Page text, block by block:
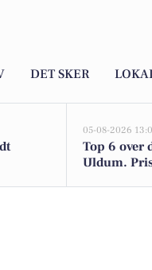
DET SKER
05-08-2026
Top 6 over
Uldum.